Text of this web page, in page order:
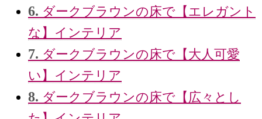
6. ダークブラウンの床で【エレガント
な】インテリア
7. ダークブラウンの床で【大人可愛
い】インテリア
8. ダークブラウンの床で【広々とし